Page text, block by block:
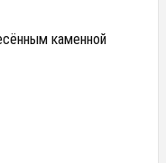
каменной